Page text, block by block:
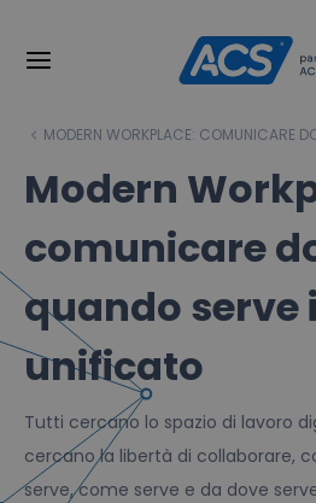
MODERN WORKPLACE: COMUNICARE
Modern
comunicare
quando serve
unificato
Tutti cercano lo spazio di lavoro
cercano la libertà di collaborare,
serve, come serve e da dove